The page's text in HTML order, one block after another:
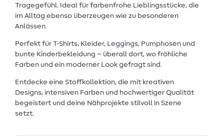
Tragegefühl. Ideal für farbenfrohe Lieblingsstücke, die
im Alltag ebenso überzeugen wie zu besonderen
Anlässen.
Perfekt für T-Shirts, Kleider, Leggings, Pumphosen und
bunte Kinderbekleidung – überall dort, wo fröhliche
Farben und ein moderner Look gefragt sind.
Entdecke eine Stoffkollektion, die mit kreativen
Designs, intensiven Farben und hochwertiger Qualität
begeistert und deine Nähprojekte stilvoll in Szene
setzt.